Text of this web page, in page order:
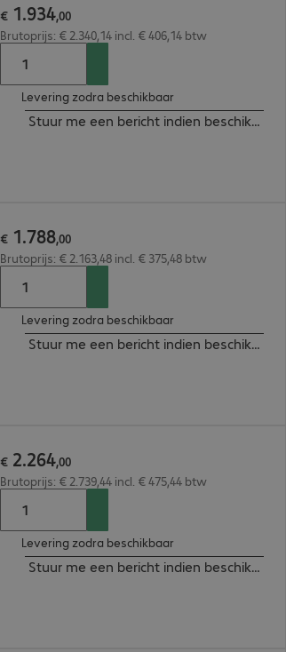
€ 1.934,00
Brutoprijs: € 2.340,14 incl. € 406,14 btw
Levering zodra beschikbaar
Stuur me een bericht indien beschikbaar
€ 1.788,00
Brutoprijs: € 2.163,48 incl. € 375,48 btw
Levering zodra beschikbaar
Stuur me een bericht indien beschikbaar
€ 2.264,00
Brutoprijs: € 2.739,44 incl. € 475,44 btw
Levering zodra beschikbaar
Stuur me een bericht indien beschikbaar